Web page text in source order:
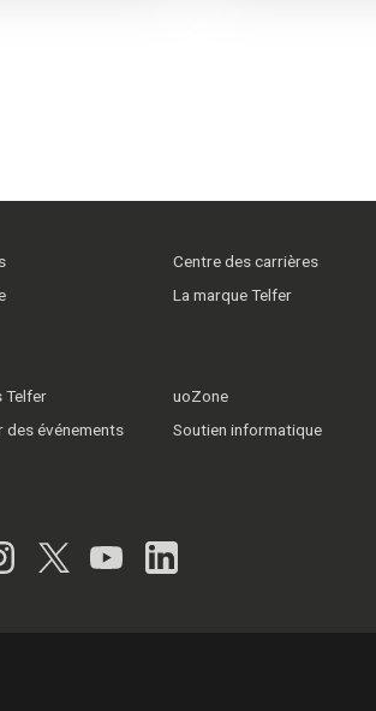
Centre des carrières
La marque Telfer
Telfer
des événements
uoZone
Soutien informatique
Instagram
Twitter
YouTubeLinkedIn